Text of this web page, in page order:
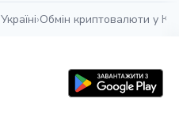
›Обмін криптовалюти у